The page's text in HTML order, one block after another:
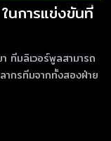
นการแข่งขันที่
ทีมลิเวอร์พูลสามารถ
กรทีมจากทั้งสองฝ่าย